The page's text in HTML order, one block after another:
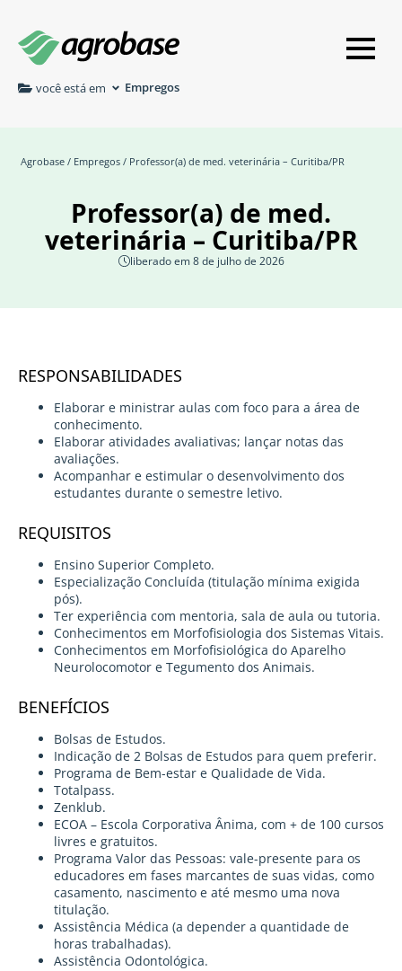
você está em Empregos
Agrobase / Empregos / Professor(a) de med. veterinária – Curitiba/PR
Professor(a) de med.
veterinária – Curitiba/PR
liberado em 8 de julho de 2026
RESPONSABILIDADES
Elaborar e ministrar aulas com foco para a área de
conhecimento.
Elaborar atividades avaliativas; lançar notas das
avaliações.
Acompanhar e estimular o desenvolvimento dos
estudantes durante o semestre letivo.
REQUISITOS
Ensino Superior Completo.
Especialização Concluída (titulação mínima exigida
pós).
Ter experiência com mentoria, sala de aula ou tutoria.
Conhecimentos em Morfofisiologia dos Sistemas Vitais.
Conhecimentos em Morfofisiológica do Aparelho
Neurolocomotor e Tegumento dos Animais.
BENEFÍCIOS
Bolsas de Estudos.
Indicação de 2 Bolsas de Estudos para quem preferir.
Programa de Bem-estar e Qualidade de Vida.
Totalpass.
Zenklub.
ECOA – Escola Corporativa Ânima, com + de 100 cursos
livres e gratuitos.
Programa Valor das Pessoas: vale-presente para os
educadores em fases marcantes de suas vidas, como
casamento, nascimento e até mesmo uma nova
titulação.
Assistência Médica (a depender a quantidade de
horas trabalhadas).
Assistência Odontológica.